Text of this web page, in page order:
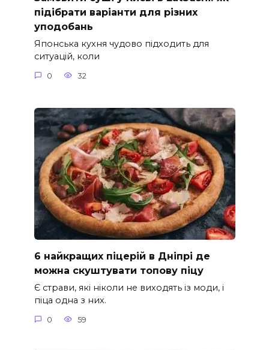
підібрати варіанти для різних
уподобань
Японська кухня чудово підходить для
ситуацій, коли
0 32
6 найкращих піцерій в Дніпрі де
можна скуштувати топову піцу
Є страви, які ніколи не виходять із моди, і
піца одна з них.
0 59